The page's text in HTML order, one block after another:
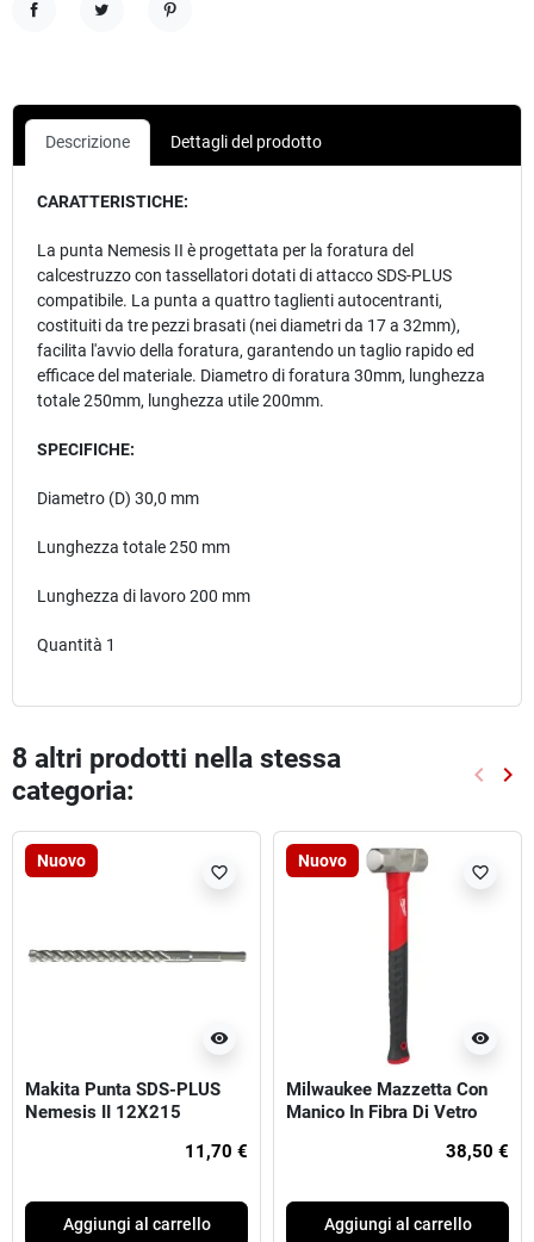
Descrizione Dettagli del prodotto
CARATTERISTICHE:
La punta Nemesis II è progettata per la foratura del
calcestruzzo con tassellatori dotati di attacco SDS-PLUS
compatibile. La punta a quattro taglienti autocentranti,
costituiti da tre pezzi brasati (nei diametri da 17 a 32mm),
facilita l'avvio della foratura, garantendo un taglio rapido ed
efficace del materiale. Diametro di foratura 30mm, lunghezza
totale 250mm, lunghezza utile 200mm.
SPECIFICHE:
Diametro (D) 30,0 mm
Lunghezza totale 250 mm
Lunghezza di lavoro 200 mm
Quantità 1
8 altri prodotti nella stessa
categoria:
keyboard_arrow_left keyboard_arrow_right
Nuovo
visibility
favorite_border
Makita Punta SDS-PLUS
Nemesis II 12X215
11,70 €
Aggiungi al carrello
Nuovo
visibility
favorite_border
Milwaukee Mazzetta Con
Manico In Fibra Di Vetro
38,50 €
Aggiungi al carrello